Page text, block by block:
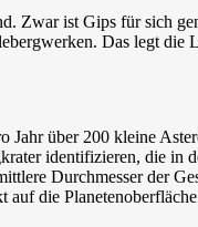
Zwar ist Gips für sich
Das legt
Jahr über 200 kleine
identifizieren, die in
Durchmesser der
die